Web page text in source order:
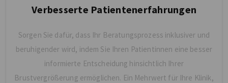
Verbesserte Patientenerfahrungen
Sorgen Sie dafür, dass Ihr Beratungsprozess inklusiver und
beruhigender wird, indem Sie Ihren Patientinnen eine besser
informierte Entscheidung hinsichtlich Ihrer
Brustvergrößerung ermöglichen. Ein Mehrwert für Ihre Klinik,